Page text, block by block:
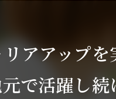
アアップを
で活躍し続